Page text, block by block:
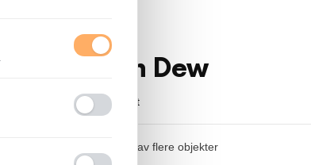
Mountain Dew
Auksjonen er avsluttet
Samsendes ved kjøp av flere objekter